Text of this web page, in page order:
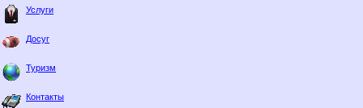
Услуги
Досуг
Туризм
Контакты